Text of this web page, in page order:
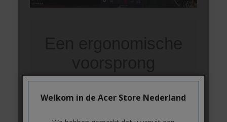
Welkom in de Acer Store Nederland